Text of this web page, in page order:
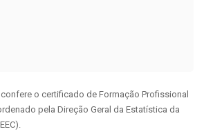
confere o certificado de Formação Profissional
pela Direção Geral da Estatística da